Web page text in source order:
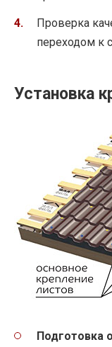
Проверка
переходом к
Установка
Подготовка